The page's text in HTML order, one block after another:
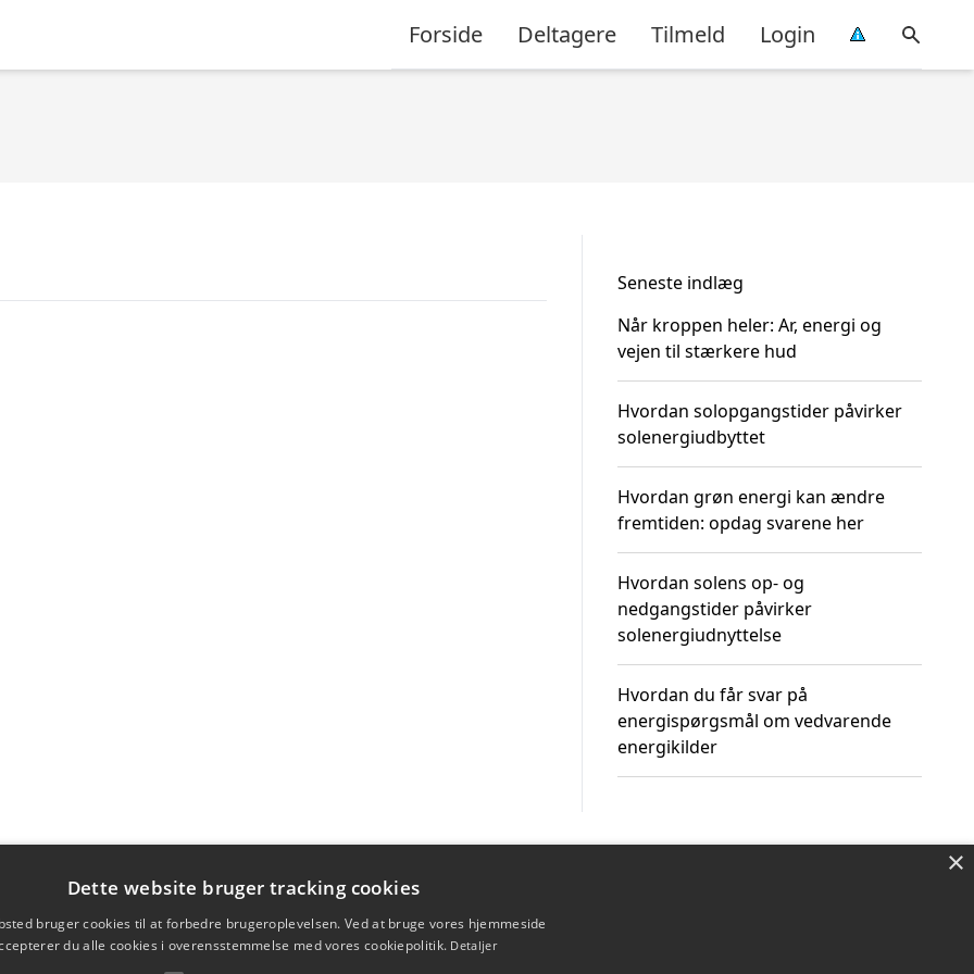
Forside Deltagere Tilmeld Login
Seneste indlæg
Når kroppen heler: Ar, energi og
vejen til stærkere hud
Hvordan solopgangstider påvirker
solenergiudbyttet
Hvordan grøn energi kan ændre
fremtiden: opdag svarene her
Hvordan solens op- og
nedgangstider påvirker
solenergiudnyttelse
Hvordan du får svar på
energispørgsmål om vedvarende
energikilder
×
Dette website bruger tracking cookies
bruger cookies til at forbedre brugeroplevelsen. Ved at bruge vores hjemmeside
du alle cookies i overensstemmelse med vores cookiepolitik. Detaljer